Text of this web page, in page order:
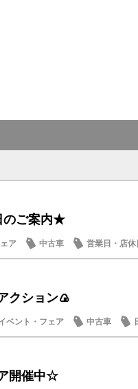
のご案内★
ア 中古車 営業日・店休
クション🍙
ベント・フェア 中古車
開催中☆